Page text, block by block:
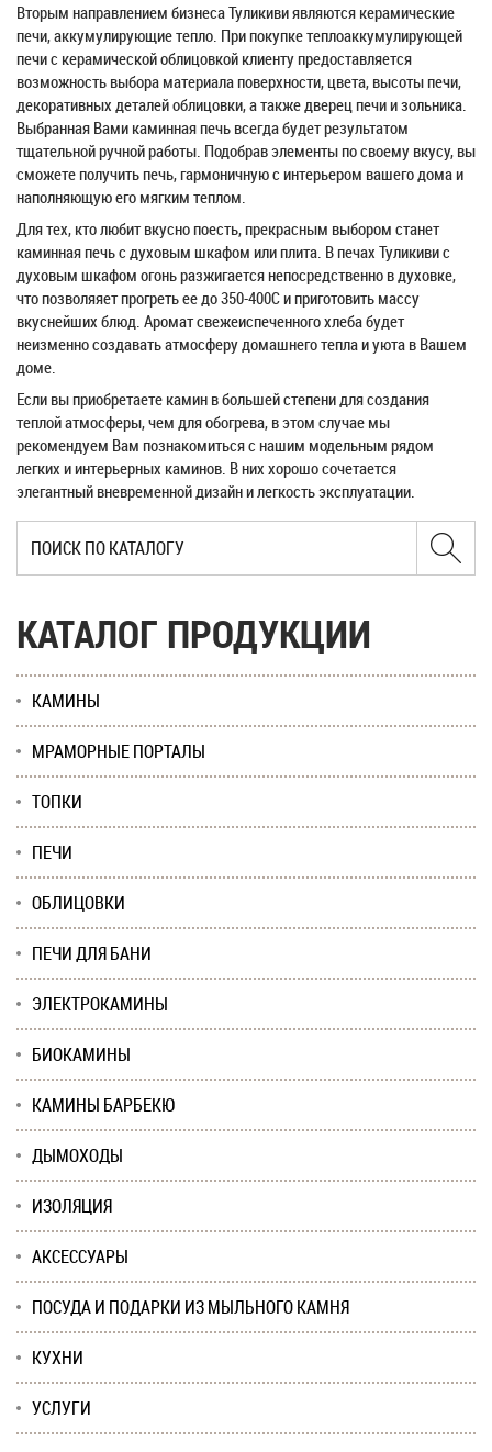
Вторым направлением бизнеса Туликиви являются керамические
печи, аккумулирующие тепло. При покупке теплоаккумулирующей
печи с керамической облицовкой клиенту предоставляется
возможность выбора материала поверхности, цвета, высоты печи,
декоративных деталей облицовки, а также дверец печи и зольника.
Выбранная Вами каминная печь всегда будет результатом
тщательной ручной работы. Подобрав элементы по своему вкусу, вы
сможете получить печь, гармоничную с интерьером вашего дома и
наполняющую его мягким теплом.
Для тех, кто любит вкусно поесть, прекрасным выбором станет
каминная печь с духовым шкафом или плита. В печах Туликиви с
духовым шкафом огонь разжигается непосредственно в духовке,
что позволяяет прогреть ее до 350-400С и приготовить массу
вкуснейших блюд. Аромат свежеиспеченного хлеба будет
неизменно создавать атмосферу домашнего тепла и уюта в Вашем
доме.
Если вы приобретаете камин в большей степени для создания
теплой атмосферы, чем для обогрева, в этом случае мы
рекомендуем Вам познакомиться с нашим модельным рядом
легких и интерьерных каминов. В них хорошо сочетается
элегантный вневременной дизайн и легкость эксплуатации.
КАТАЛОГ ПРОДУКЦИИ
КАМИНЫ
МРАМОРНЫЕ ПОРТАЛЫ
ТОПКИ
ПЕЧИ
ОБЛИЦОВКИ
ПЕЧИ ДЛЯ БАНИ
ЭЛЕКТРОКАМИНЫ
БИОКАМИНЫ
КАМИНЫ БАРБЕКЮ
ДЫМОХОДЫ
ИЗОЛЯЦИЯ
АКСЕССУАРЫ
ПОСУДА И ПОДАРКИ ИЗ МЫЛЬНОГО КАМНЯ
КУХНИ
УСЛУГИ